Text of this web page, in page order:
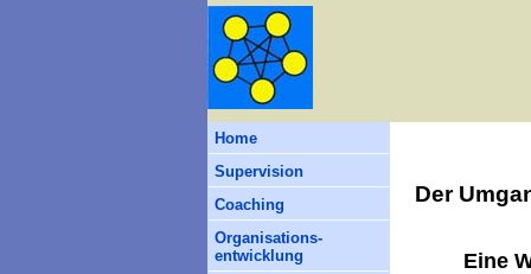
Home
Supervision
Coaching
Organisations-
entwicklung
Der
Eine